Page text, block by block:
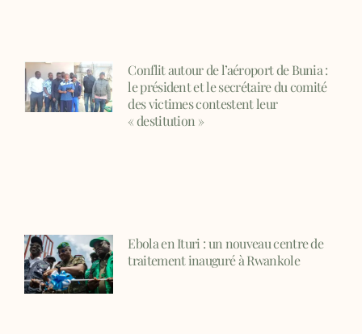
Conflit autour de l’aéroport de Bunia :
le président et le secrétaire du comité
des victimes contestent leur
« destitution »
Ebola en Ituri : un nouveau centre de
traitement inauguré à Rwankole